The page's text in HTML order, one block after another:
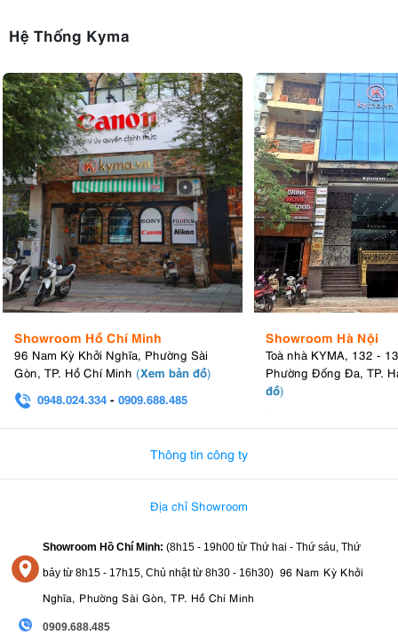
Hệ Thống Kyma
Showroom Hồ Chí Minh
96 Nam Kỳ Khởi Nghĩa, Phường Sài
Gòn, TP. Hồ Chí Minh (Xem bản đồ)
0948.024.334 - 0909.688.485
Showroom Hà Nội
Toà nhà KYMA, 132 -
Phường Đống Đa, TP.
đồ)
Thông tin công ty
Địa chỉ Showroom
Showroom Hồ Chí Minh: (8h15 - 19h00 từ Thứ hai - Thứ sáu, Thứ
bảy từ 8h15 - 17h15, Chủ nhật từ 8h30 - 16h30) 96 Nam Kỳ Khởi
Nghĩa, Phường Sài Gòn, TP. Hồ Chí Minh
0909.688.485